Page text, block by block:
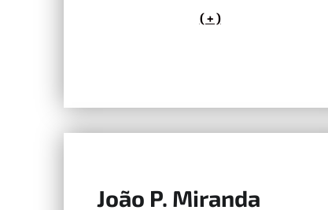
( + )
João P. Miranda